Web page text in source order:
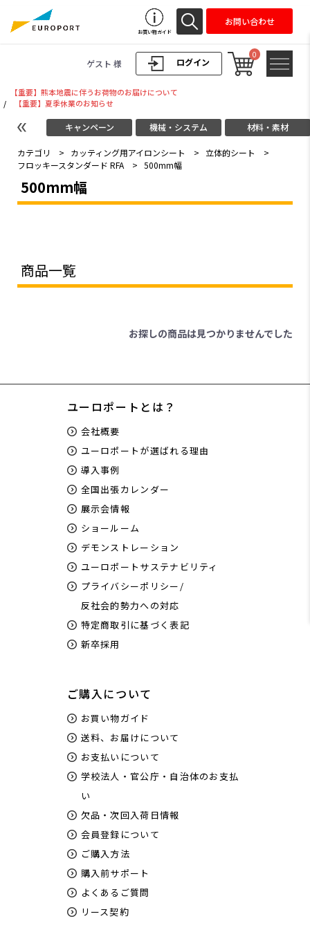
ログイン
ゲスト 様
0
お買い物ガイド
お問い合わせ
【重要】熊本地震に伴うお荷物のお届けについて
/
【重要】夏季休業のお知らせ
キャンペーン 機械・システム 材料・素材
カテゴリ > カッティング用アイロンシート > 立体的シート
>
フロッキースタンダード RFA
> 500mm幅
500mm幅
商品一覧
お探しの商品は見つかりませんでした
ユーロポートとは？
会社概要
ユーロポートが選ばれる理由
導入事例
全国出張カレンダー
展示会情報
ショールーム
デモンストレーション
ユーロポートサステナビリティ
プライバシーポリシー/
反社会的勢力への対応
特定商取引に基づく表記
新卒採用
ご購入について
お買い物ガイド
送料、お届けについて
お支払いについて
学校法人・官公庁・自治体のお支払
い
欠品・次回入荷日情報
会員登録について
ご購入方法
購入前サポート
よくあるご質問
リース契約